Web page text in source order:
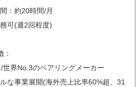
：約20時間/月
可(週2回程度)
：
世界No.3のベアリングメーカー
ルな事業展開(海外売上比率60%超、31